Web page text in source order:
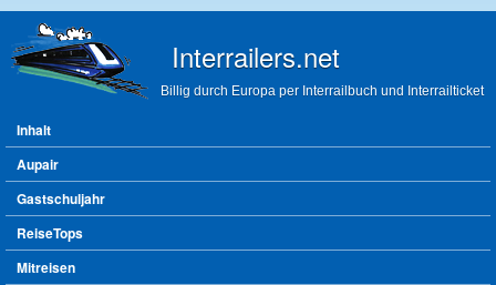
Interrailers.net
Billig durch Europa per Interrailbuch und Interrailticket
Hauptmenü
Inhalt
Aupair
Gastschuljahr
ReiseTops
Mitreisen